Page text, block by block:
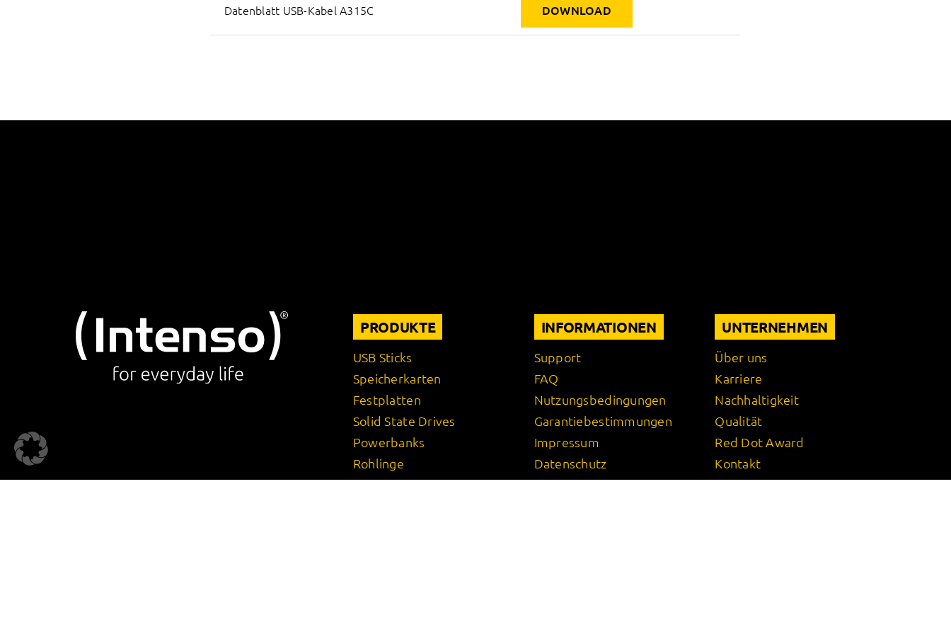
Datenblatt USB-Kabel A315C DOWNLOAD
PRODUKTE
USB Sticks
Speicherkarten
Festplatten
Solid State Drives
Powerbanks
Rohlinge
Externe Brenner
INFORMATIONEN
Support
FAQ
Nutzungsbedingungen
Garantiebestimmungen
Impressum
Datenschutz
AGB
UNTERNEHMEN
Über uns
Karriere
Nachhaltigkeit
Qualität
Red Dot Award
Kontakt